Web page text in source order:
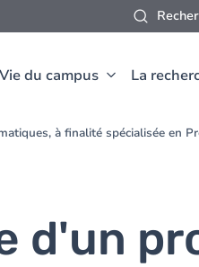
Vie du campus La
à finalité spécialisée en
d'un